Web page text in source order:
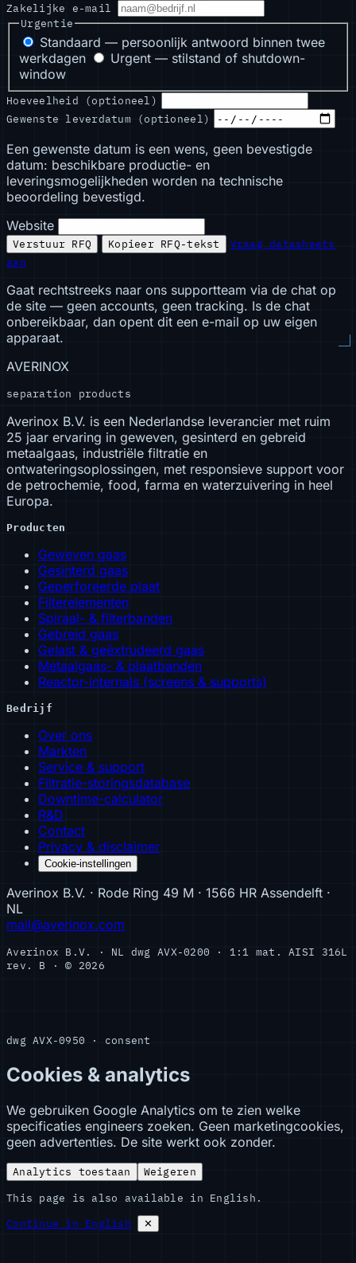
Zakelijke e-mail
Urgentie
Standaard — persoonlijk antwoord binnen twee
werkdagen
Urgent — stilstand of shutdown-
window
Hoeveelheid (optioneel)
Gewenste leverdatum (optioneel)
Een gewenste datum is een wens, geen bevestigde
datum: beschikbare productie- en
leveringsmogelijkheden worden na technische
beoordeling bevestigd.
Website
Verstuur RFQ Kopieer RFQ-tekst
Vraag datasheets
aan
Gaat rechtstreeks naar ons supportteam via de chat op
de site — geen accounts, geen tracking. Is de chat
onbereikbaar, dan opent dit een e-mail op uw eigen
apparaat.
AVERINOX
separation products
Averinox B.V. is een Nederlandse leverancier met ruim
25 jaar ervaring in geweven, gesinterd en gebreid
metaalgaas, industriële filtratie en
ontwateringsoplossingen, met responsieve support voor
de petrochemie, food, farma en waterzuivering in heel
Europa.
Producten
Geweven gaas
Gesinterd gaas
Geperforeerde plaat
Filterelementen
Spiraal- & filterbanden
Gebreid gaas
Gelast & geëxtrudeerd gaas
Metaalgaas- & plaatbanden
Reactor-internals (screens & supports)
Bedrijf
Over ons
Markten
Service & support
Filtratie-storingsdatabase
Downtime-calculator
R&D
Contact
Privacy & disclaimer
Cookie-instellingen
Averinox B.V. · Rode Ring 49 M · 1566 HR Assendelft ·
NL
mail@averinox.com
Averinox B.V. · NL dwg AVX-0200 · 1:1 mat. AISI 316L
rev. B · © 2026
dwg AVX-0950 · consent
Cookies & analytics
We gebruiken Google Analytics om te zien welke
specificaties engineers zoeken. Geen marketingcookies,
geen advertenties. De site werkt ook zonder.
Analytics toestaan
Weigeren
This page is also available in English.
Continue in English
✕